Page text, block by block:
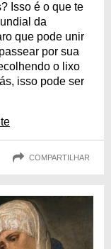
Isso é o que te
da
que pode unir
por sua
o lixo
isso pode ser
COMPARTILHAR